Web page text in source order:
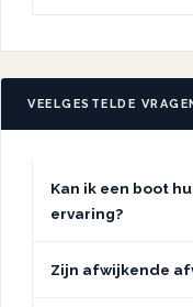
VEELGESTELDE
Kan ik een boot
ervaring?
Zijn afwijkende